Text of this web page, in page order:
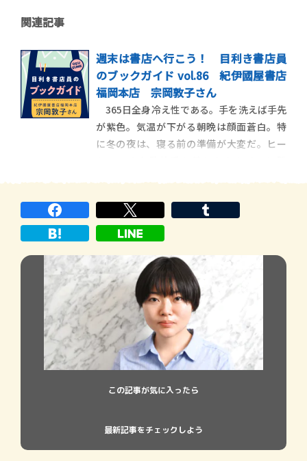
関連記事
週末は書店へ行こう！ 目利き書店員
のブックガイド vol.86 紀伊國屋書店
福岡本店 宗岡敦子さん
365日全身冷え性である。手を洗えば手先
が紫色。気温が下がる朝晩は顔面蒼白。特
に冬の夜は、寝る前の準備が大変だ。ヒー
る。冷えとは戦いである。そんな私にある
驚きの作品が目にとまった。史上初!? の冷
え性小説
この記事が気に入ったら
最新記事をチェックしよう